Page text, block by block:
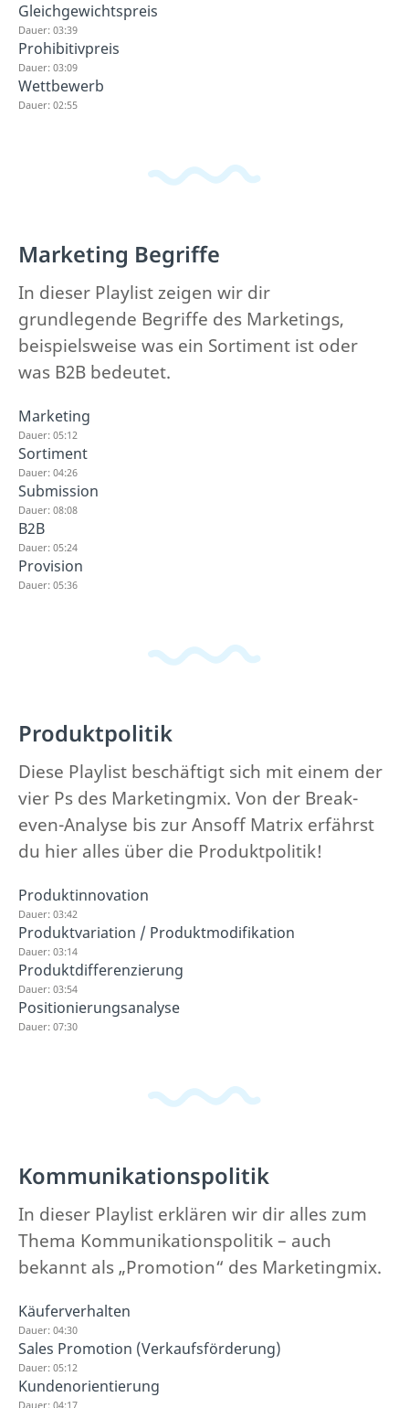
Gleichgewichtspreis
Dauer: 03:39
Prohibitivpreis
Dauer: 03:09
Wettbewerb
Dauer: 02:55
Marketing Begriffe
In dieser Playlist zeigen wir dir
grundlegende Begriffe des Marketings,
beispielsweise was ein Sortiment ist oder
was B2B bedeutet.
Marketing
Dauer: 05:12
Sortiment
Dauer: 04:26
Submission
Dauer: 08:08
B2B
Dauer: 05:24
Provision
Dauer: 05:36
Produktpolitik
Diese Playlist beschäftigt sich mit einem der
vier Ps des Marketingmix. Von der Break-
even-Analyse bis zur Ansoff Matrix erfährst
du hier alles über die Produktpolitik!
Produktinnovation
Dauer: 03:42
Produktvariation / Produktmodifikation
Dauer: 03:14
Produktdifferenzierung
Dauer: 03:54
Positionierungsanalyse
Dauer: 07:30
Kommunikationspolitik
In dieser Playlist erklären wir dir alles zum
Thema Kommunikationspolitik – auch
bekannt als „Promotion“ des Marketingmix.
Käuferverhalten
Dauer: 04:30
Sales Promotion (Verkaufsförderung)
Dauer: 05:12
Kundenorientierung
Dauer: 04:17